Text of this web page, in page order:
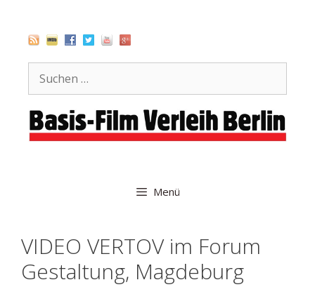
springen
nach:
Menü
VIDEO VERTOV im Forum
Gestaltung, Magdeburg